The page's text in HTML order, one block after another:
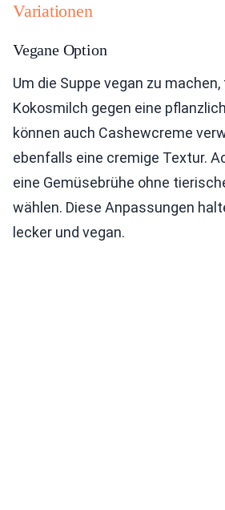
Variationen
Vegane Option
Um die Suppe vegan zu
Kokosmilch gegen eine
können auch Cashewcreme
ebenfalls eine cremige Textur.
eine Gemüsebrühe ohne
wählen. Diese Anpassungen
lecker und vegan.